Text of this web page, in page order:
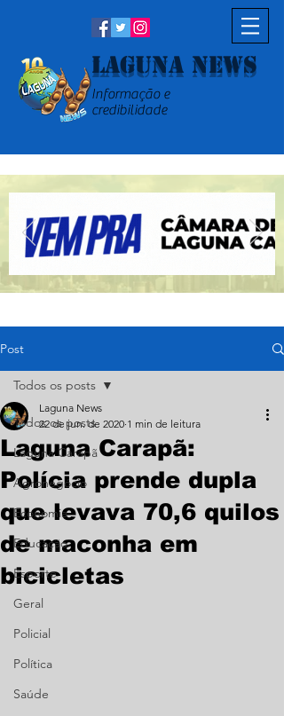
Laguna News
Informação e
credibilidade
Post
Todos os posts
Laguna Carapã
Agronegócio
Economia
Educação
Esporte
Geral
Policial
Política
Saúde
Todos os posts
Laguna Carapã:
Polícia prende dupla
que levava 70,6 quilos
de maconha em
bicicletas
Laguna News
22 de jun. de 2020 1 min de leitura